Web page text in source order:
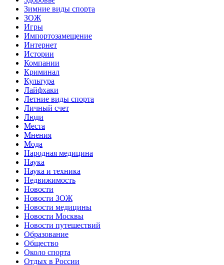
Зимние виды спорта
ЗОЖ
Игры
Импортозамещение
Интернет
Истории
Компании
Криминал
Культура
Лайфхаки
Летние виды спорта
Личный счет
Люди
Места
Мнения
Мода
Народная медицина
Наука
Наука и техника
Недвижимость
Новости
Новости ЗОЖ
Новости медицины
Новости Москвы
Новости путешествий
Образование
Общество
Около спорта
Отдых в России